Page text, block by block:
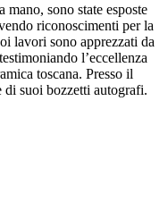
sono state esposte
riconoscimenti per la
lavori sono apprezzati da
l’eccellenza
toscana. Presso il
di suoi bozzetti autografi.